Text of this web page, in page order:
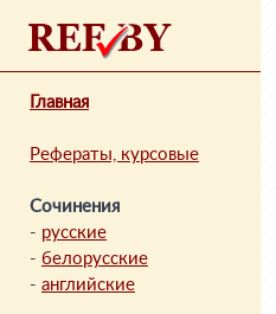
Главная
Рефераты, курсовые
Сочинения
- русские
- белорусские
- английские